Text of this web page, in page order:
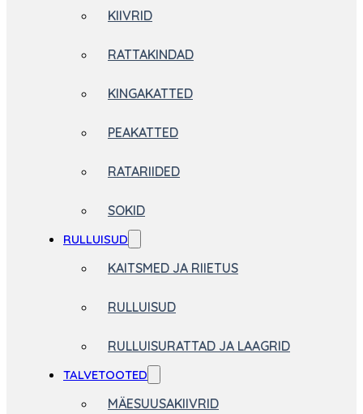
KIIVRID
RATTAKINDAD
KINGAKATTED
PEAKATTED
RATARIIDED
SOKID
RULLUISUD
KAITSMED JA RIIETUS
RULLUISUD
RULLUISURATTAD JA LAAGRID
TALVETOOTED
MÄESUUSAKIIVRID